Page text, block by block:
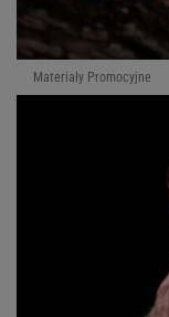
Materiały Promocyjne